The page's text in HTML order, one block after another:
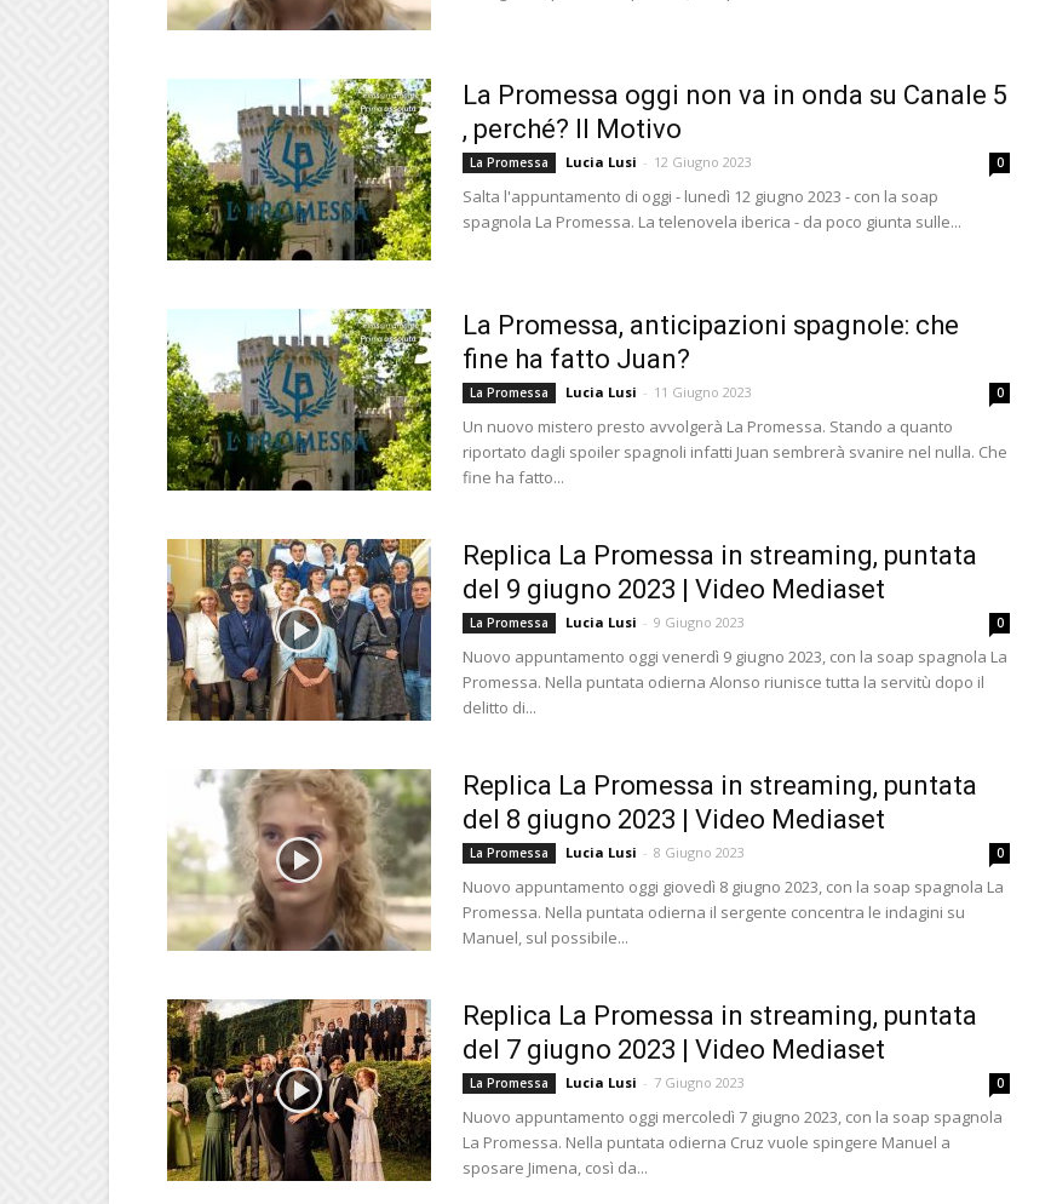
La Promessa oggi non va in onda su Canale 5
, perché? Il Motivo
La Promessa Lucia Lusi - 12 Giugno 2023 0
Salta l'appuntamento di oggi - lunedì 12 giugno 2023 - con la soap
spagnola La Promessa. La telenovela iberica - da poco giunta sulle...
La Promessa, anticipazioni spagnole: che
fine ha fatto Juan?
La Promessa Lucia Lusi - 11 Giugno 2023 0
Un nuovo mistero presto avvolgerà La Promessa. Stando a quanto
riportato dagli spoiler spagnoli infatti Juan sembrerà svanire nel nulla. Che
fine ha fatto...
Replica La Promessa in streaming, puntata
del 9 giugno 2023 | Video Mediaset
La Promessa Lucia Lusi - 9 Giugno 2023 0
Nuovo appuntamento oggi venerdì 9 giugno 2023, con la soap spagnola La
Promessa. Nella puntata odierna Alonso riunisce tutta la servitù dopo il
delitto di...
Replica La Promessa in streaming, puntata
del 8 giugno 2023 | Video Mediaset
La Promessa Lucia Lusi - 8 Giugno 2023 0
Nuovo appuntamento oggi giovedì 8 giugno 2023, con la soap spagnola La
Promessa. Nella puntata odierna il sergente concentra le indagini su
Manuel, sul possibile...
Replica La Promessa in streaming, puntata
del 7 giugno 2023 | Video Mediaset
La Promessa Lucia Lusi - 7 Giugno 2023 0
Nuovo appuntamento oggi mercoledì 7 giugno 2023, con la soap spagnola
La Promessa. Nella puntata odierna Cruz vuole spingere Manuel a
sposare Jimena, così da...